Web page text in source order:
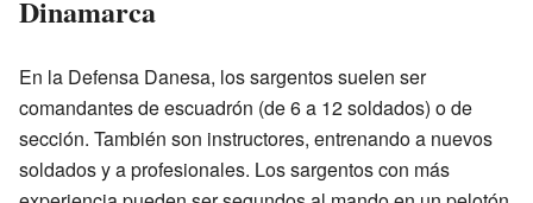
Dinamarca
En la Defensa Danesa, los sargentos suelen ser
comandantes de escuadrón (de 6 a 12 soldados) o de
sección. También son instructores, entrenando a nuevos
soldados y a profesionales. Los sargentos con más